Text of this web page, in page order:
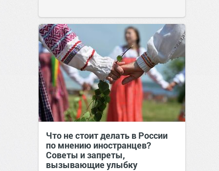
Что не стоит делать в России
по мнению иностранцев?
Советы и запреты,
вызывающие улыбку